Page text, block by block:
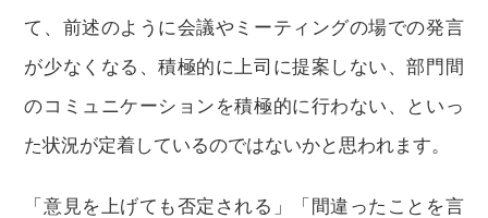
て、前述のように会議やミーティングの場での発言
が少なくなる、積極的に上司に提案しない、部門間
のコミュニケーションを積極的に行わない、といっ
た状況が定着しているのではないかと思われます。
「意見を上げても否定される」「間違ったことを言